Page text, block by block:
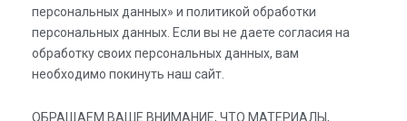
персональных данных» и политикой обработки
персональных данных. Если вы не даете согласия на
обработку своих персональных данных, вам
необходимо покинуть наш сайт.
ОБРАЩАЕМ ВАШЕ ВНИМАНИЕ, ЧТО МАТЕРИАЛЫ,